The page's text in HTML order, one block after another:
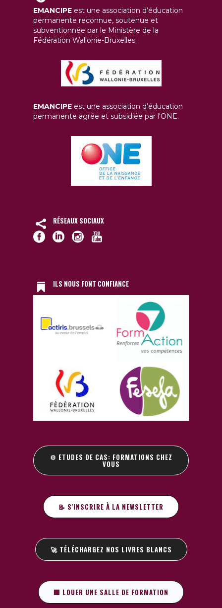
EMANCIPE est une association d’éducation
permanente reconnue, soutenue et
subventionnée par le Ministère de la
Fédération Wallonie-Bruxelles.
EMANCIPE est une association d’éducation
permanente agrée et subsidiée par l'ONE.
RÉSEAUX SOCIAUX
ILS NOUS FONT CONFIANCE
⚙️ ETUDES DE CAS: FORMATIONS CHEZ
VOUS
📝 S'INSCRIRE À LA NEWSLETTER
🚀 TÉLÉCHARGEZ NOS LIVRES BLANCS
🏢 LOUER UNE SALLE DE FORMATION